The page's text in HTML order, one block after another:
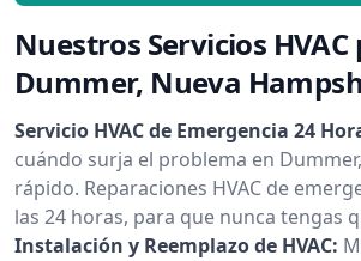
Nuestros Servicios HVAC
Dummer, Nueva
Servicio HVAC de Emergencia 24
cuándo surja el problema en
rápido. Reparaciones HVAC de
las 24 horas, para que nunca tengas
Instalación y Reemplazo de HVAC: